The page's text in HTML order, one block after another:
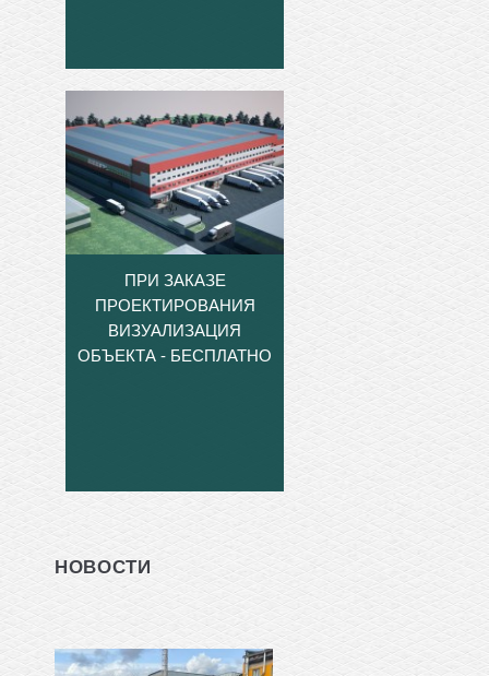
ПРИ ЗАКАЗЕ
ПРОЕКТИРОВАНИЯ
ВИЗУАЛИЗАЦИЯ
ОБЪЕКТА - БЕСПЛАТНО
НОВОСТИ